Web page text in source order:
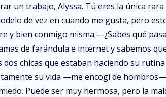
un trabajo, Alyssa. Tú eres la única
de vez en cuando me gusta, pero
y bien conmigo misma.—¿Sabes qué
de farándula e internet y sabemos
dos chicas que estaban haciendo su
su vida —me encogí de
Puede ser muy hermosa, pero la